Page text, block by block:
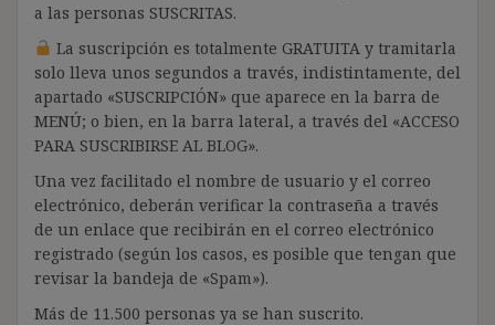
a las personas SUSCRITAS.
La suscripción es totalmente GRATUITA y tramitarla
solo lleva unos segundos a través, indistintamente, del
apartado «SUSCRIPCIÓN» que aparece en la barra de
MENÚ; o bien, en la barra lateral, a través del «ACCESO
PARA SUSCRIBIRSE AL BLOG».
Una vez facilitado el nombre de usuario y el correo
electrónico, deberán verificar la contraseña a través
de un enlace que recibirán en el correo electrónico
registrado (según los casos, es posible que tengan que
revisar la bandeja de «Spam»).
Más de 11.500 personas ya se han suscrito.